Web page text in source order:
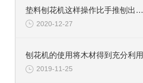
垫料刨花机这样操作比手推刨出来的更好
2020-12-27
刨花机的使用将木材得到充分利用
2019-11-25